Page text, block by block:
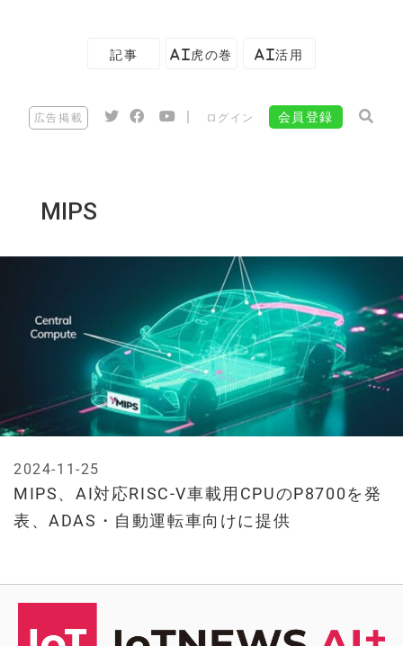
記事 AI虎の巻 AI活用
広告掲載 ログイン 会員登録
MIPS
MIPS、AI対応RISC-V車載用CPUのP8700を発
表、ADAS・自動運転車向けに提供
2024-11-25